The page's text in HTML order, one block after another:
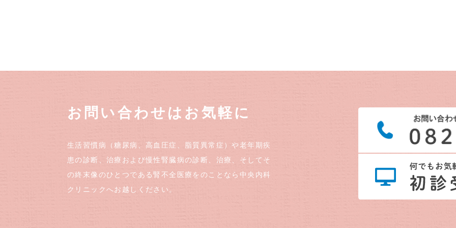
お問い合わせはお気軽に
生活習慣病（糖尿病、高血圧症、脂質異常症）や老年期疾
患の診断、治療および慢性腎臓病の診断、治療、そしてそ
の終末像のひとつである腎不全医療をのことなら中央内科
クリニックへお越しください。